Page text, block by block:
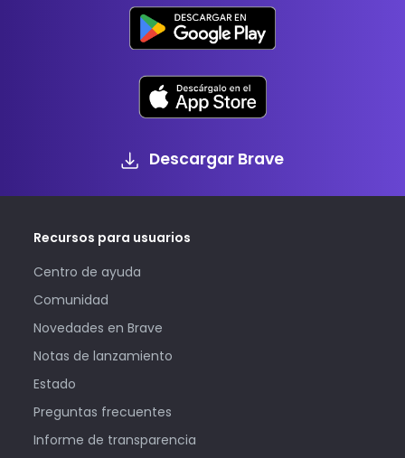
Descargar Brave
Recursos para usuarios
Centro de ayuda
Comunidad
Novedades en Brave
Notas de lanzamiento
Estado
Preguntas frecuentes
Informe de transparencia